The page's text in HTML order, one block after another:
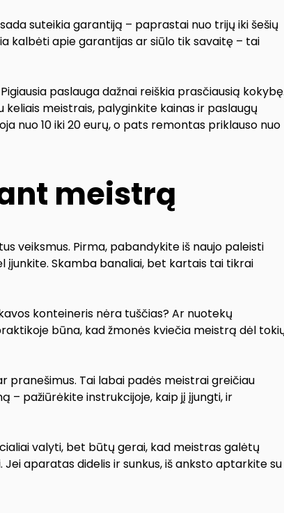
suteikia garantiją – paprastai nuo trijų iki šešių
kalbėti apie garantijas ar siūlo tik savaitę – tai
paslauga dažnai reiškia prasčiausią
keliais meistrais, palyginkite kainas ir paslaugų
nuo 10 iki 20 eurų, o pats remontas priklauso nuo
meistrą
veiksmus. Pirma, pabandykite iš naujo paleisti
Skamba banaliai, bet kartais tai tikrai
konteineris nėra tuščias? Ar nuotekų
būna, kad žmonės kviečia meistrą dėl
pranešimus. Tai labai padės meistrai greičiau
– pažiūrėkite instrukcijoje, kaip jį įjungti, ir
valyti, bet būtų gerai, kad meistras galėtų
aparatas didelis ir sunkus, iš anksto aptarkite su